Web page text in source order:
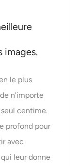
images.
le plus
n'importe
centime.
profond pour
avec
leur donne